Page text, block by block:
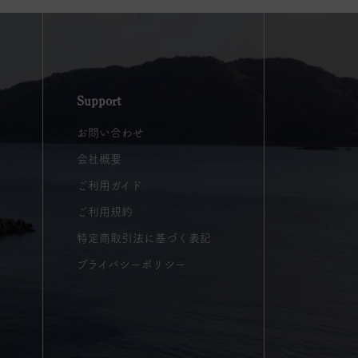
Support
お問い合わせ
会社概要
ご利用ガイド
ご利用規約
特定商取引法に基づく表記
プライバシーポリシー